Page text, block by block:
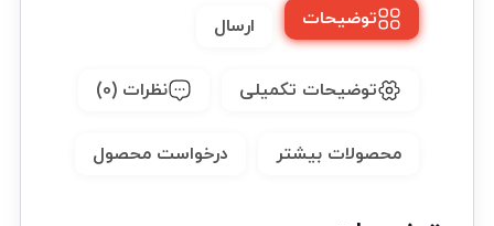
توضیحات ارسال
توضیحات تکمیلی نظرات (0)
محصولات بیشتر درخواست محصول